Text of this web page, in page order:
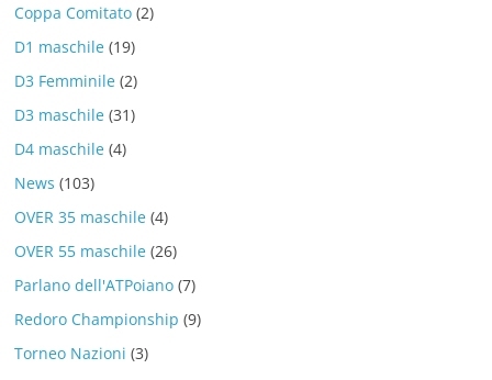
Coppa Comitato (2)
D1 maschile (19)
D3 Femminile (2)
D3 maschile (31)
D4 maschile (4)
News (103)
OVER 35 maschile (4)
OVER 55 maschile (26)
Parlano dell'ATPoiano (7)
Redoro Championship (9)
Torneo Nazioni (3)